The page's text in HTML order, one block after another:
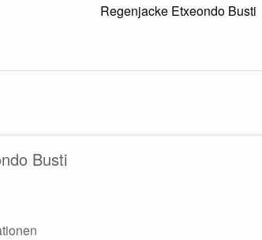
Regenjacke Etxeondo Busti
Busti